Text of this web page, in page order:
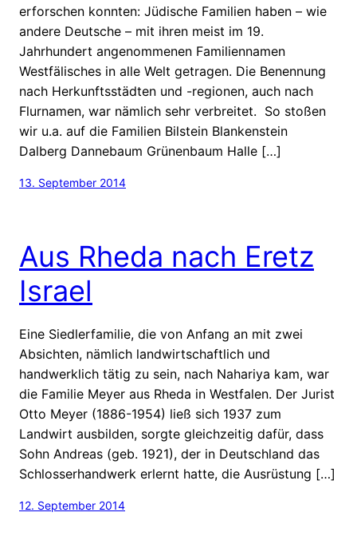
erforschen konnten: Jüdische Familien haben – wie
andere Deutsche – mit ihren meist im 19.
Jahrhundert angenommenen Familiennamen
Westfälisches in alle Welt getragen. Die Benennung
nach Herkunftsstädten und -regionen, auch nach
Flurnamen, war nämlich sehr verbreitet. So stoßen
wir u.a. auf die Familien Bilstein Blankenstein
Dalberg Dannebaum Grünenbaum Halle […]
13. September 2014
Aus Rheda nach Eretz
Israel
Eine Siedlerfamilie, die von Anfang an mit zwei
Absichten, nämlich landwirtschaftlich und
handwerklich tätig zu sein, nach Nahariya kam, war
die Familie Meyer aus Rheda in Westfalen. Der Jurist
Otto Meyer (1886-1954) ließ sich 1937 zum
Landwirt ausbilden, sorgte gleichzeitig dafür, dass
Sohn Andreas (geb. 1921), der in Deutschland das
Schlosserhandwerk erlernt hatte, die Ausrüstung […]
12. September 2014